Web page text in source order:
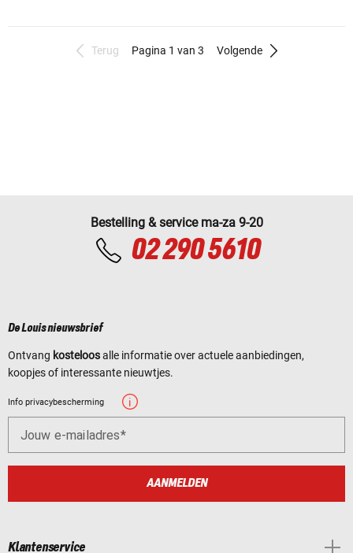
Terug Pagina 1 van 3 Volgende
Bestelling & service ma-za 9-20
02 290 5610
De Louis nieuwsbrief
Ontvang kosteloosalle informatie over actuele aanbiedingen,
koopjes of interessante nieuwtjes.
Info privacybescherming
Jouw e-mailadres
AANMELDEN
Klantenservice